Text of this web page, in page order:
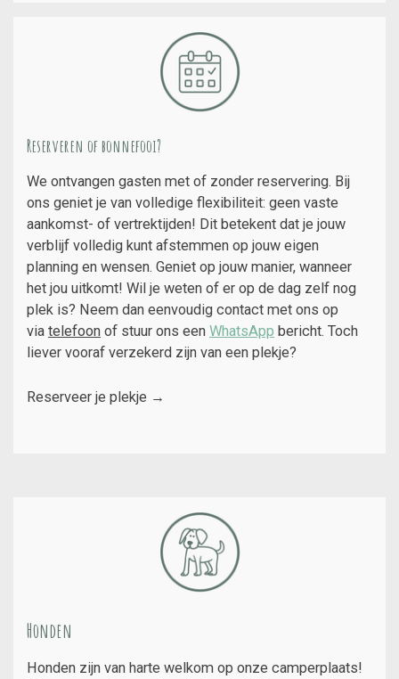
Reserveren of bonnefooi?
We ontvangen gasten met of zonder reservering. Bij
ons geniet je van volledige flexibiliteit: geen vaste
aankomst- of vertrektijden! Dit betekent dat je jouw
verblijf volledig kunt afstemmen op jouw eigen
planning en wensen. Geniet op jouw manier, wanneer
het jou uitkomt! Wil je weten of er op de dag zelf nog
plek is? Neem dan eenvoudig contact met ons op
via telefoon of stuur ons een WhatsApp bericht. Toch
liever vooraf verzekerd zijn van een plekje?
Reserveer je plekje →
Honden
Honden zijn van harte welkom op onze camperplaats!